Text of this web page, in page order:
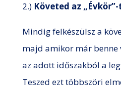
2.) Követed az
Mindig felkészülsz a
majd amikor már benne
az adott időszakból a
Teszed ezt többszöri